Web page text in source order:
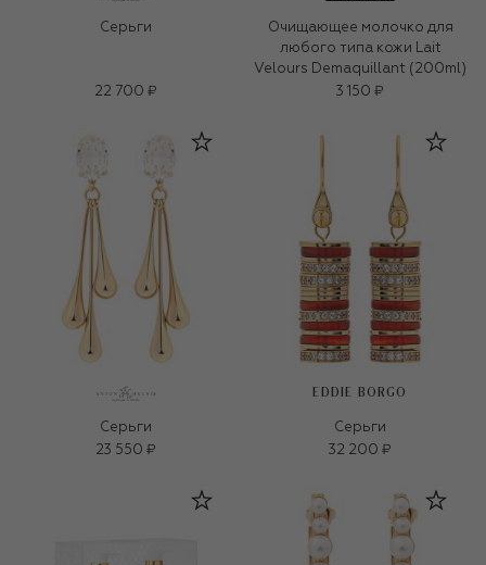
Серьги
22 700 ₽
Очищающее молочко для
любого типа кожи Lait
Velours Demaquillant (200ml)
3 150 ₽
Серьги
23 550 ₽
EDDIE BORGO
Серьги
32 200 ₽